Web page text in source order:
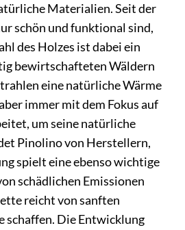
Materialien. Seit der
schön und funktional sind,
des Holzes ist dabei ein
bewirtschafteten Wäldern
eine natürliche Wärme
immer mit dem Fokus auf
um seine natürliche
Pinolino von Herstellern,
spielt eine ebenso wichtige
schädlichen Emissionen
reicht von sanften
schaffen. Die Entwicklung